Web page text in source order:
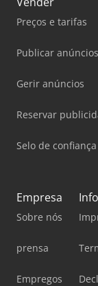
Preços e tarifas
Publicar anúncios
Gerir anúncios
Reservar
Selo de confiança
Empresa
Sobre nós
prensa
Empregos